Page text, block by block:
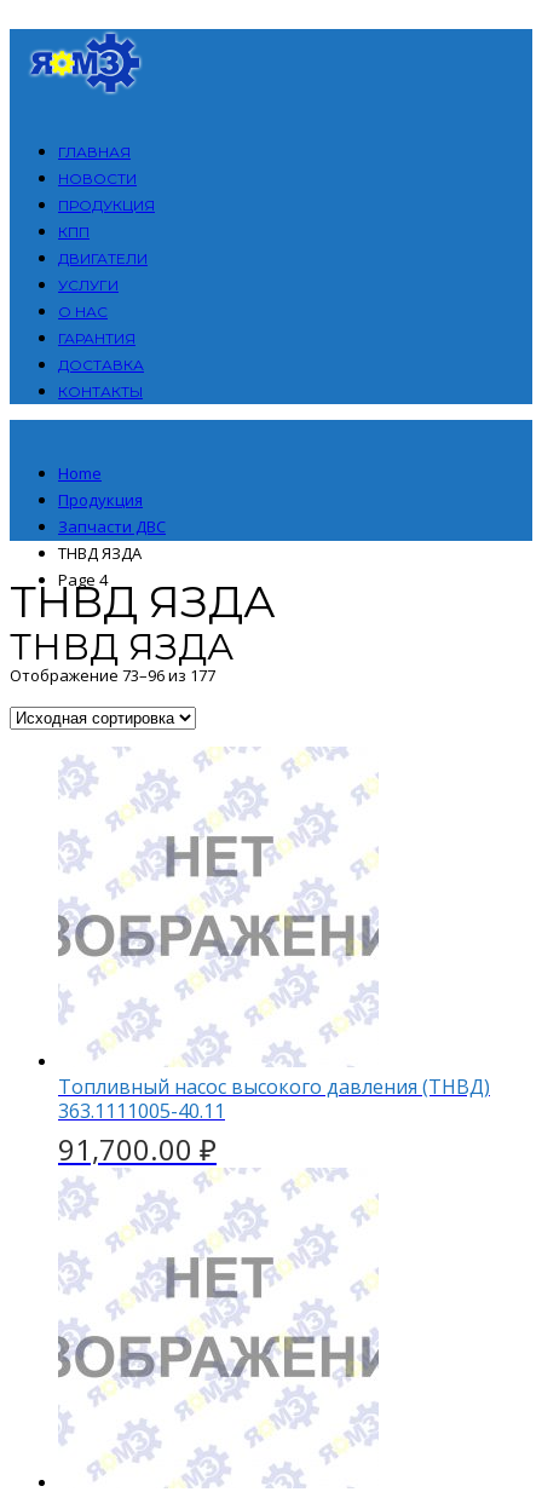
ГЛАВНАЯ
НОВОСТИ
ПРОДУКЦИЯ
КПП
ДВИГАТЕЛИ
УСЛУГИ
О НАС
ГАРАНТИЯ
ДОСТАВКА
КОНТАКТЫ
Home
Продукция
Запчасти ДВС
ТНВД ЯЗДА
Page 4
ТНВД ЯЗДА
ТНВД ЯЗДА
Отображение 73–96 из 177
Топливный насос высокого давления (ТНВД)
363.1111005-40.11
91,700.00 ₽